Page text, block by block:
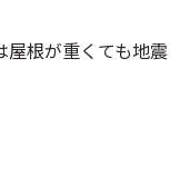
屋根が重くても地